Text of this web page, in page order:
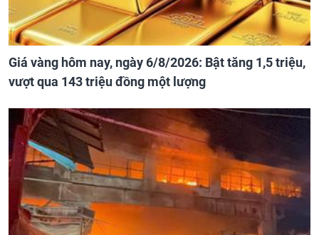
Giá vàng hôm nay, ngày 6/8/2026: Bật tăng 1,5 triệu,
vượt qua 143 triệu đồng một lượng